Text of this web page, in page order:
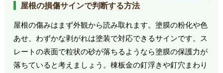
屋根の損傷サインで判断する方法
屋根の傷みはまず外観から読み取れます。塗膜の粉化や色
あせ、わずかな剥がれは塗装で対応できるサインです。ス
レートの表面で粒状の砂が落ちるようなら塗膜の保護力が
落ちていると考えましょう。棟板金の釘浮きや釘穴まわり